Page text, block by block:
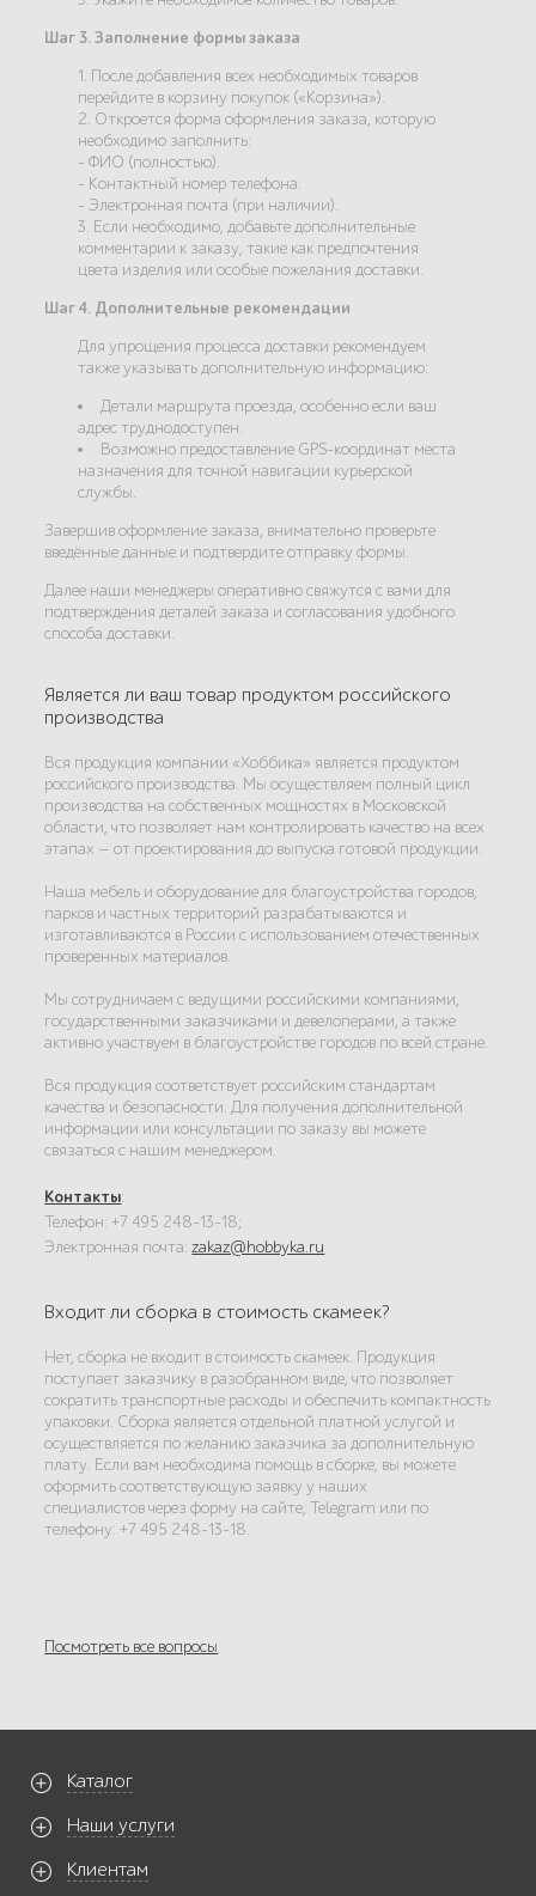
Шаг 3. Заполнение формы заказа
1. После добавления всех необходимых товаров
перейдите в корзину покупок («Корзина»).
2. Откроется форма оформления заказа, которую
необходимо заполнить:
- ФИО (полностью).
- Контактный номер телефона.
- Электронная почта (при наличии).
3. Если необходимо, добавьте дополнительные
комментарии к заказу, такие как предпочтения
цвета изделия или особые пожелания доставки.
Шаг 4. Дополнительные рекомендации
Для упрощения процесса доставки рекомендуем
также указывать дополнительную информацию:
Детали маршрута проезда, особенно если ваш
адрес труднодоступен.
Возможно предоставление GPS-координат места
назначения для точной навигации курьерской
службы.
Завершив оформление заказа, внимательно проверьте
введённые данные и подтвердите отправку формы.
Далее наши менеджеры оперативно свяжутся с вами для
подтверждения деталей заказа и согласования удобного
способа доставки.
Является ли ваш товар продуктом российского
производства
Вся продукция компании «Хоббика» является продуктом
российского производства. Мы осуществляем полный цикл
производства на собственных мощностях в Московской
области, что позволяет нам контролировать качество на всех
этапах — от проектирования до выпуска готовой продукции.
Наша мебель и оборудование для благоустройства городов,
парков и частных территорий разрабатываются и
изготавливаются в России с использованием отечественных
проверенных материалов.
Мы сотрудничаем с ведущими российскими компаниями,
государственными заказчиками и девелоперами, а также
активно участвуем в благоустройстве городов по всей стране.
Вся продукция соответствует российским стандартам
качества и безопасности. Для получения дополнительной
информации или консультации по заказу вы можете
связаться с нашим менеджером.
Контакты:
Телефон: +7 495 248-13-18;
Электронная почта:zakaz@hobbyka.ru
Входит ли сборка в стоимость скамеек?
Нет, сборка не входит в стоимость скамеек. Продукция
поступает заказчику в разобранном виде, что позволяет
сократить транспортные расходы и обеспечить компактность
упаковки. Сборка является отдельной платной услугой и
осуществляется по желанию заказчика за дополнительную
плату. Если вам необходима помощь в сборке, вы можете
оформить соответствующую заявку у наших
специалистов через форму на сайте, Telegram или по
телефону: +7 495 248-13-18.
Посмотреть все вопросы
Каталог
Наши услуги
Клиентам